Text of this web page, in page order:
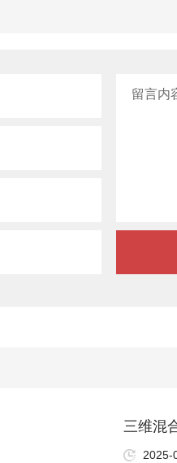
留言内
三维混
2025-